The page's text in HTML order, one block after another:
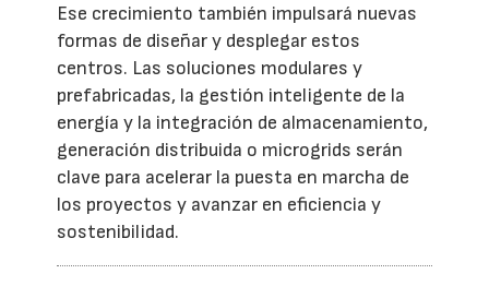
Ese crecimiento también impulsará nuevas
formas de diseñar y desplegar estos
centros. Las soluciones modulares y
prefabricadas, la gestión inteligente de la
energía y la integración de almacenamiento,
generación distribuida o microgrids serán
clave para acelerar la puesta en marcha de
los proyectos y avanzar en eficiencia y
sostenibilidad.